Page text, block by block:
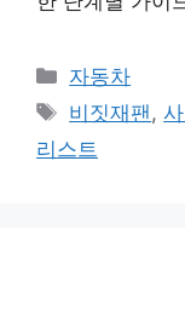
카
테
리
자동차
태
그
비짓재팬,
리스트